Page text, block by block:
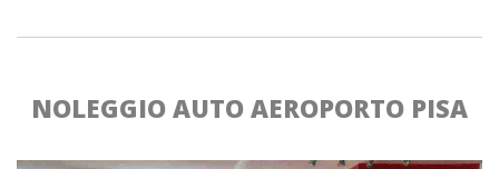
NOLEGGIO AUTO AEROPORTO PISA